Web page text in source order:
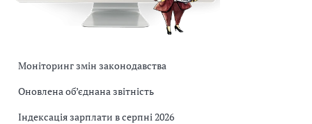
Моніторинг змін законодавства
Оновлена об’єднана звітність
Індексація зарплати в серпні 2026